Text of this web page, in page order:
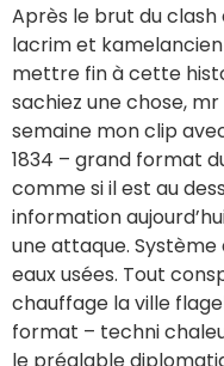
Après le brut du
lacrim et
mettre fin à cette
sachiez une chose,
semaine mon clip
1834 – grand format
comme si il est au
information
une attaque. Système
eaux usées. Tout
chauffage la ville
format – techni
le préalable